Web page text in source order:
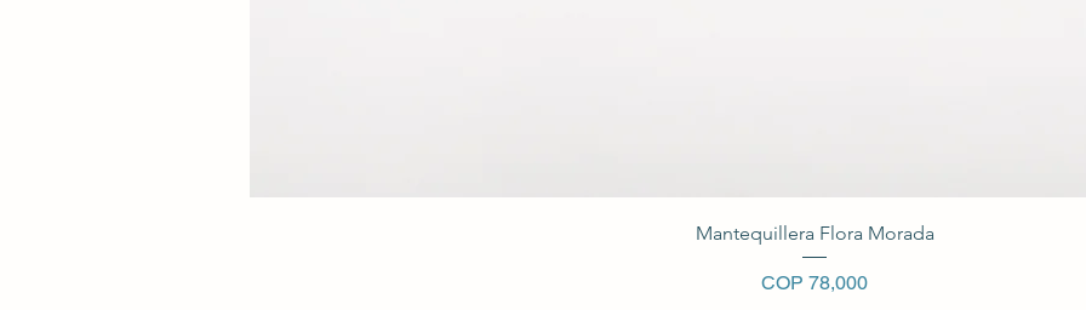
Vista rápida
Mantequillera Flora Morada
Precio
COP 78,000